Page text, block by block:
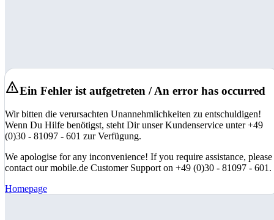
Ein Fehler ist aufgetreten / An error has occurred
Wir bitten die verursachten Unannehmlichkeiten zu entschuldigen!
Wenn Du Hilfe benötigst, steht Dir unser Kundenservice unter +49
(0)30 - 81097 - 601 zur Verfügung.
We apologise for any inconvenience! If you require assistance, please
contact our mobile.de Customer Support on +49 (0)30 - 81097 - 601.
Homepage